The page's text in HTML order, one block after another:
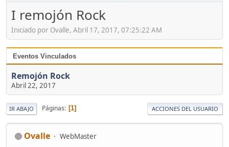
I remojón Rock
Iniciado por Ovalle, Abril 17, 2017, 07:25:22 AM
Eventos Vinculados
Remojón Rock
Abril 22, 2017
IR ABAJO Páginas 1 ACCIONES DEL USUARIO
Ovalle WebMaster